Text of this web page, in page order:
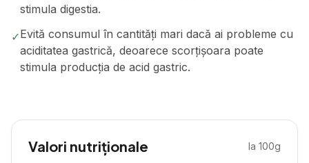
stimula digestia.
✓Evită consumul în cantități mari dacă ai probleme cu
aciditatea gastrică, deoarece scorțișoara poate
stimula producția de acid gastric.
Valori nutriționale la 100g